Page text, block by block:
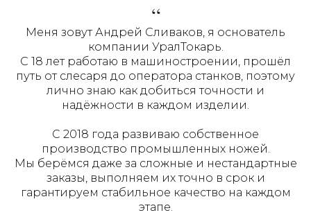
“
Меня зовут Андрей Сливаков, я основатель
компании УралТокарь.
С 18 лет работаю в машиностроении, прошёл
путь от слесаря до оператора станков, поэтому
лично знаю как добиться точности и
надёжности в каждом изделии.
С 2018 года развиваю собственное
производство промышленных ножей.
Мы берёмся даже за сложные и нестандартные
заказы, выполняем их точно в срок и
гарантируем стабильное качество на каждом
этапе.